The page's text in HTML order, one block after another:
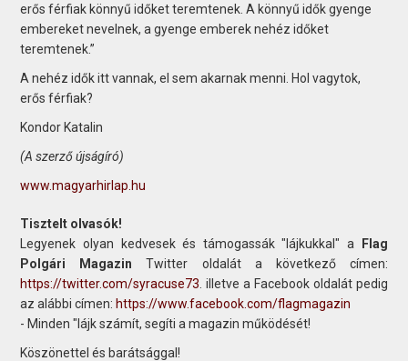
erős férfiak könnyű időket teremtenek. A könnyű idők gyenge
embereket nevelnek, a gyenge emberek nehéz időket
teremtenek.”
A nehéz idők itt vannak, el sem akarnak menni. Hol vagytok,
erős férfiak?
Kondor Katalin
(A szerző újságíró)
www.magyarhirlap.hu
Tisztelt olvasók!
Legyenek olyan kedvesek és támogassák "lájkukkal" a
Flag
Polgári Magazin Twitter oldalát a következő címen:
https://twitter.com/syracuse73 . illetve a Facebook oldalát pedig
az alábbi címen: https://www.facebook.com/flagmagazin
- Minden "lájk számít, segíti a magazin működését!
Köszönettel és barátsággal!